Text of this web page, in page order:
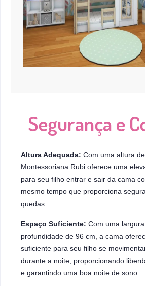
Segurança e
Altura Adequada: Com uma altura
Montessoriana Rubi oferece uma
para seu filho entrar e sair da cama
mesmo tempo que proporciona
quedas.
Espaço Suficiente: Com uma
profundidade de 96 cm, a cama
suficiente para seu filho se
durante a noite, proporcionando
e garantindo uma boa noite de sono.